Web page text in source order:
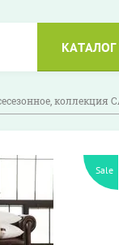
коллекция
Sale